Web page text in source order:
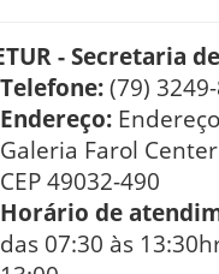
- Secretaria
Telefone:(79)
Endereço:
Galeria Farol
CEP 49032-490
Horário de
das 07:30 às